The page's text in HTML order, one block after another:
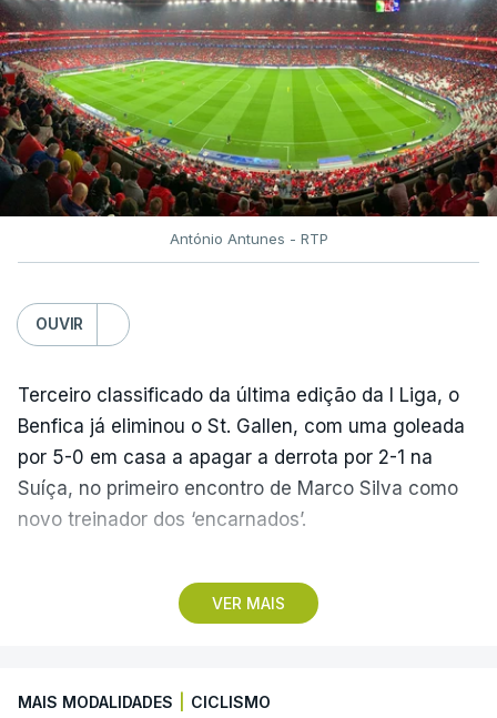
António Antunes - RTP
OUVIR
VER MAIS
Terceiro classificado da última edição da I Liga, o
Benfica já eliminou o St. Gallen, com uma goleada
por 5-0 em casa a apagar a derrota por 2-1 na
Suíça, no primeiro encontro de Marco Silva como
novo treinador dos ‘encarnados’.
Pela frente, as ‘águias’ vão ter agora o vice-
campeão escocês, que tem o português Cláudio
de serem eliminados pelos austríacos do Sturm
MAIS MODALIDADES CICLISMO